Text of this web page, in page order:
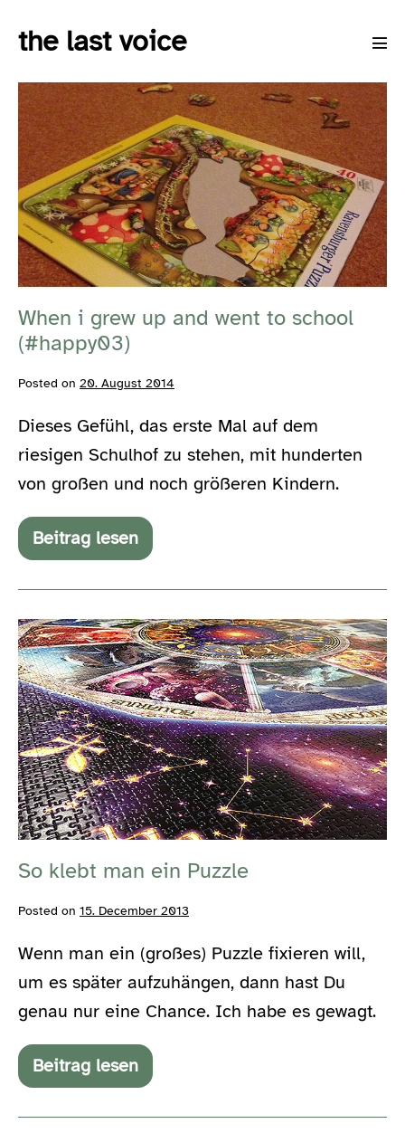
the last voice
When
i
grew
up
and
went
to
(#happy03)
When i grew up and went to school
(#happy03)
Posted on 20. August 2014
Dieses Gefühl, das erste Mal auf dem
riesigen Schulhof zu stehen, mit hunderten
von großen und noch größeren Kindern.
Beitrag lesen
When
i
and
went
to
school
(#happy03)
So
klebt
man
ein
Puzzle
So klebt man ein Puzzle
Posted on 15. December 2013
Wenn man ein (großes) Puzzle fixieren will,
um es später aufzuhängen, dann hast Du
genau nur eine Chance. Ich habe es gewagt.
Beitrag lesen
So
klebt